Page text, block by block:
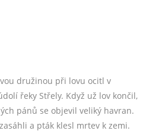
družinou při lovu ocitl v
řeky Střely. Když už lov končil,
pánů se objevil veliký havran.
a pták klesl mrtev k zemi.